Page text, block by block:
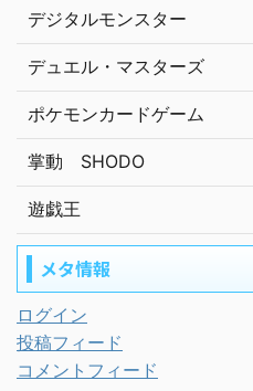
デジタルモンスター
デュエル・マスターズ
ポケモンカードゲーム
掌動 SHODO
遊戯王
メタ情報
ログイン
投稿フィード
コメントフィード